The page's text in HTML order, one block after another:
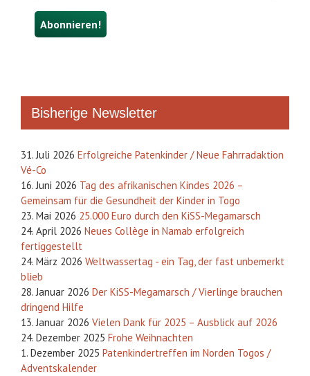
Bisherige Newsletter
31. Juli 2026 Erfolgreiche Patenkinder / Neue Fahrradaktion
Vé-Co
16. Juni 2026 Tag des afrikanischen Kindes 2026 –
Gemeinsam für die Gesundheit der Kinder in Togo
23. Mai 2026 25.000 Euro durch den KiSS-Megamarsch
24. April 2026 Neues Collège in Namab erfolgreich
fertiggestellt
24. März 2026 Weltwassertag - ein Tag, der fast unbemerkt
blieb
28. Januar 2026 Der KiSS-Megamarsch / Vierlinge brauchen
dringend Hilfe
13. Januar 2026 Vielen Dank für 2025 – Ausblick auf 2026
24. Dezember 2025 Frohe Weihnachten
1. Dezember 2025 Patenkindertreffen im Norden Togos /
Adventskalender